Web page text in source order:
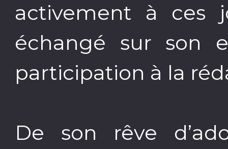
activement à ces
échangé sur son
participation à la
De son rêve